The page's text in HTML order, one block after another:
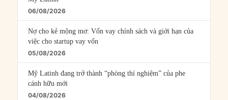
06/08/2026
Nợ cho kẻ mộng mơ: Vốn vay chính sách và giới hạn của
việc cho startup vay vốn
05/08/2026
Mỹ Latinh đang trở thành “phòng thí nghiệm” của phe
cánh hữu mới
04/08/2026